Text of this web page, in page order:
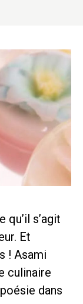
s’agit
Et
! Asami
culinaire
dans